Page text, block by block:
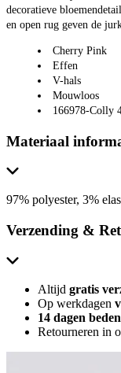
decoratieve
en open rug geven de
Cherry Pink
Effen
V-hals
Mouwloos
166978-Colly
Materiaal
97% polyester, 3%
Verzending &
Altijd gratis
Op werkdagen
14 dagen
Retourneren in